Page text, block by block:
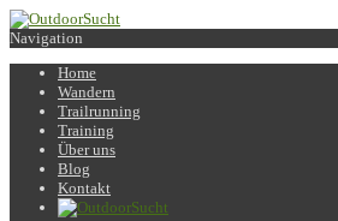
Navigation
Home
Wandern
Trailrunning
Training
Über uns
Blog
Kontakt